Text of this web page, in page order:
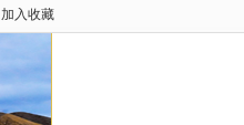
加入收藏